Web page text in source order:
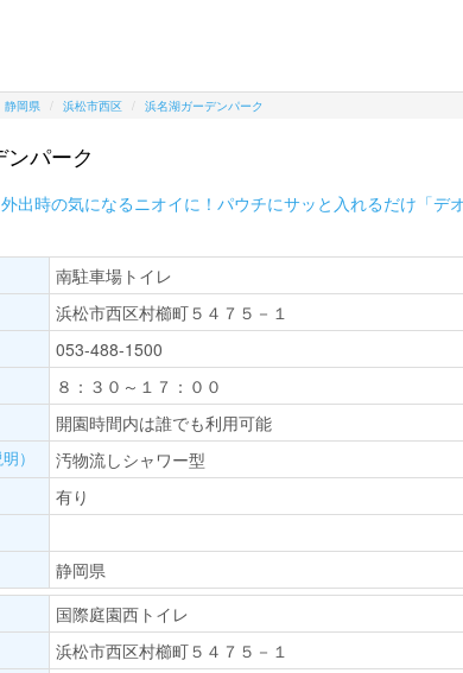
静岡県 浜松市西区 浜名湖ガーデンパーク
パーク
外出時の気になるニオイに！パウチにサッと入れるだけ「デ
南駐車場トイレ
浜松市西区村櫛町５４７５－１
053-488-1500
８：３０～１７：００
開園時間内は誰でも利用可能
） 汚物流しシャワー型
有り
静岡県
国際庭園西トイレ
浜松市西区村櫛町５４７５－１